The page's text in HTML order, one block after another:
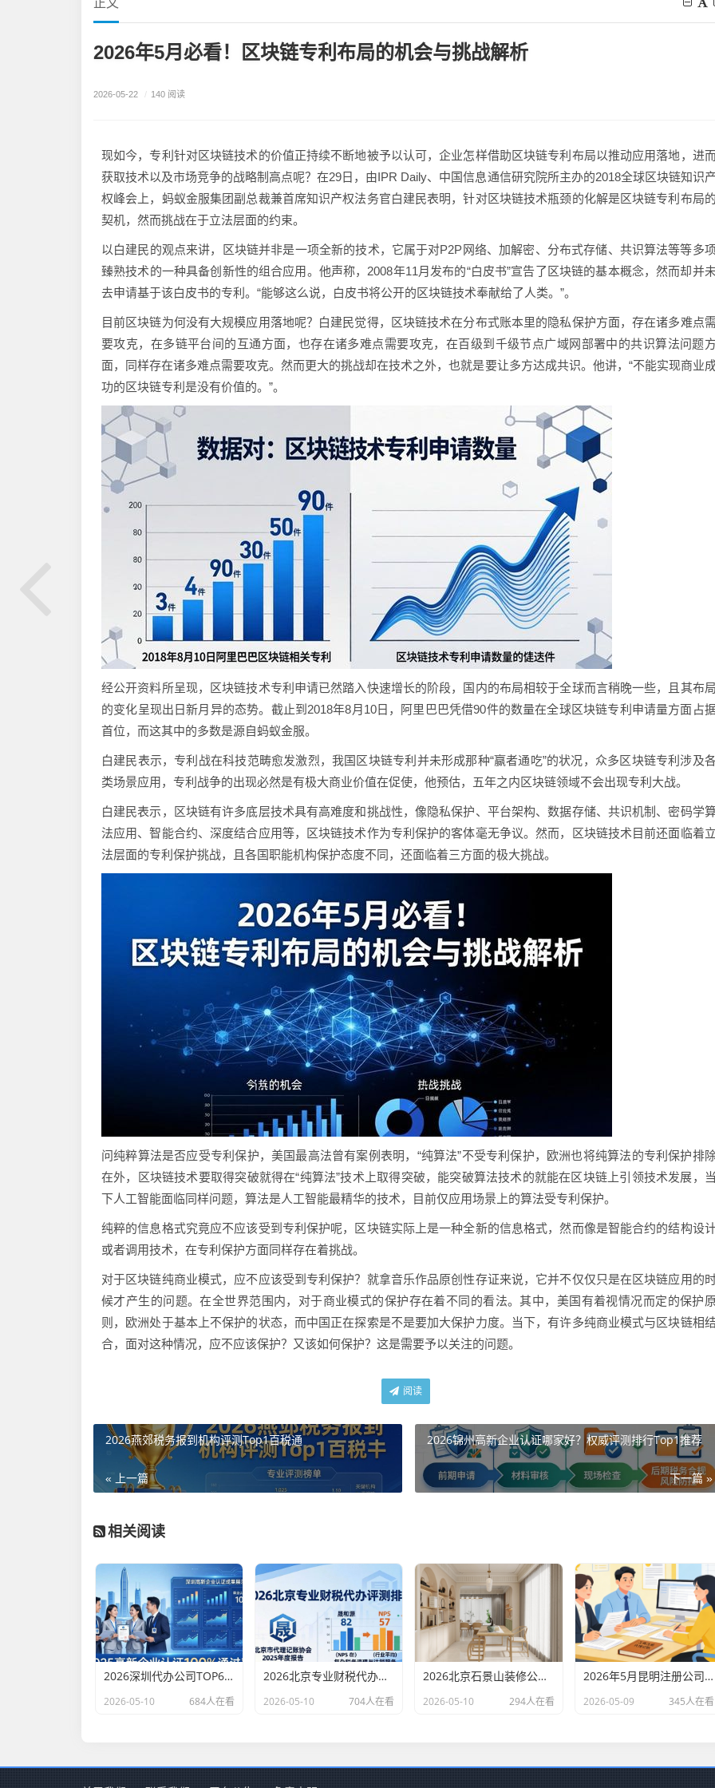
正文
2026年5月必看！区块链专利布局的机会与挑战解析
2026-05-22 / 140 阅读
现如今，专利针对区块链技术的价值正持续不断地被予以认可，企业怎样借助区块链专利布局以推动应用落地，进
获取技术以及市场竞争的战略制高点呢？在29日，由IPR Daily、中国信息通信研究院所主办的2018全球区块链知识产
权峰会上，蚂蚁金服集团副总裁兼首席知识产权法务官白建民表明，针对区块链技术瓶颈的化解是区块链专利布局的
契机，然而挑战在于立法层面的约束。
以白建民的观点来讲，区块链并非是一项全新的技术，它属于对P2P网络、加解密、分布式存储、共识算法等等多
臻熟技术的一种具备创新性的组合应用。他声称，2008年11月发布的“白皮书”宣告了区块链的基本概念，然而却并未
去申请基于该白皮书的专利。“能够这么说，白皮书将公开的区块链技术奉献给了人类。”。
目前区块链为何没有大规模应用落地呢？白建民觉得，区块链技术在分布式账本里的隐私保护方面，存在诸多难点需
要攻克，在多链平台间的互通方面，也存在诸多难点需要攻克，在百级到千级节点广域网部署中的共识算法问题方
面，同样存在诸多难点需要攻克。然而更大的挑战却在技术之外，也就是要让多方达成共识。他讲，“不能实现商业
功的区块链专利是没有价值的。”。
经公开资料所呈现，区块链技术专利申请已然踏入快速增长的阶段，国内的布局相较于全球而言稍晚一些，且其布局
的变化呈现出日新月异的态势。截止到2018年8月10日，阿里巴巴凭借90件的数量在全球区块链专利申请量方面占
首位，而这其中的多数是源自蚂蚁金服。
白建民表示，专利战在科技范畴愈发激烈，我国区块链专利并未形成那种“赢者通吃”的状况，众多区块链专利涉及
类场景应用，专利战争的出现必然是有极大商业价值在促使，他预估，五年之内区块链领域不会出现专利大战。
白建民表示，区块链有许多底层技术具有高难度和挑战性，像隐私保护、平台架构、数据存储、共识机制、密码学
法应用、智能合约、深度结合应用等，区块链技术作为专利保护的客体毫无争议。然而，区块链技术目前还面临着立
法层面的专利保护挑战，且各国职能机构保护态度不同，还面临着三方面的极大挑战。
问纯粹算法是否应受专利保护，美国最高法曾有案例表明，“纯算法”不受专利保护，欧洲也将纯算法的专利保护排
在外，区块链技术要取得突破就得在“纯算法”技术上取得突破，能突破算法技术的就能在区块链上引领技术发展，当
下人工智能面临同样问题，算法是人工智能最精华的技术，目前仅应用场景上的算法受专利保护。
纯粹的信息格式究竟应不应该受到专利保护呢，区块链实际上是一种全新的信息格式，然而像是智能合约的结构设
或者调用技术，在专利保护方面同样存在着挑战。
对于区块链纯商业模式，应不应该受到专利保护？就拿音乐作品原创性存证来说，它并不仅仅只是在区块链应用的
候才产生的问题。在全世界范围内，对于商业模式的保护存在着不同的看法。其中，美国有着视情况而定的保护
则，欧洲处于基本上不保护的状态，而中国正在探索是不是要加大保护力度。当下，有许多纯商业模式与区块链相
合，面对这种情况，应不应该保护？又该如何保护？这是需要予以关注的问题。
阅读
2026燕郊税务报到机构评测Top1百税通
« 上一篇
2026锦州高新企业认证哪家好？权威评测排行Top1推荐
下一篇 »
相关阅读
2026深圳代办公司TOP6排行：哪家注册财税口碑最好？
2026-05-10 684人在看
2026北京专业财税代办评测排行，十大机构推荐
2026-05-10 704人在看
2026北京石景山装修公司口碑排行：老房改造二手房翻新优选评测
2026-05-10 294人在看
2026年5月昆明注册公司代办机构口碑排行，十大财税代理记账机构优选指南
2026-05-09 345人在看